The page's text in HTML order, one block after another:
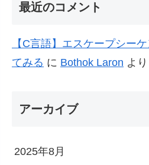
最近のコメント
【C言語】エスケープシー
てみる に Bothok Laron より
アーカイブ
2025年8月